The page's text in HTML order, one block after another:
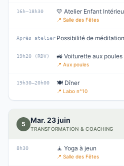
16h–18h30 💛 Atelier Enfant
📍 Salle des Fêtes
Après atelier Possibilité de méditation
19h20 (RDV) 🚜 Voiturette aux
📍 Aux poules
19h30–20h00 🍽️ Dîner
📍 Labo n°10
5 Mar. 23 juin
TRANSFORMATION & COACHING
8h30 🧘 Yoga à jeun
📍 Salle des Fêtes